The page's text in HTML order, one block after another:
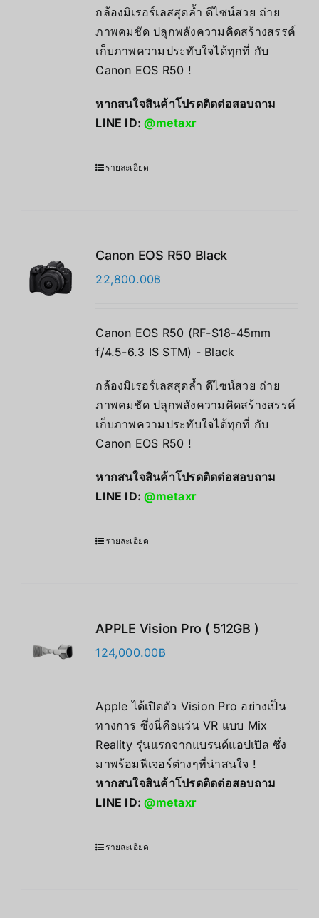
กล้องมิเรอร์เลสสุดล้ำ ดีไซน์สวย ถ่าย
ภาพคมชัด ปลุกพลังความคิดสร้างสรรค์
เก็บภาพความประทับใจได้ทุกที่ กับ
Canon EOS R50 !
หากสนใจสินค้าโปรดติดต่อสอบถาม
LINE ID:@metaxr
รายละเอียด
Canon EOS R50 Black
22,800.00฿
Canon EOS R50 (RF-S18-45mm
f/4.5-6.3 IS STM) - Black
กล้องมิเรอร์เลสสุดล้ำ ดีไซน์สวย ถ่าย
ภาพคมชัด ปลุกพลังความคิดสร้างสรรค์
เก็บภาพความประทับใจได้ทุกที่ กับ
Canon EOS R50 !
หากสนใจสินค้าโปรดติดต่อสอบถาม
LINE ID:@metaxr
รายละเอียด
APPLE Vision Pro ( 512GB )
124,000.00฿
Apple ได้เปิดตัว Vision Pro อย่างเป็น
ทางการ ซึ่งนี่คือแว่น VR แบบ Mix
Reality รุ่นแรกจากแบรนด์แอปเปิล ซึ่ง
มาพร้อมฟีเจอร์ต่างๆที่น่าสนใจ !
หากสนใจสินค้าโปรดติดต่อสอบถาม
LINE ID:@metaxr
รายละเอียด